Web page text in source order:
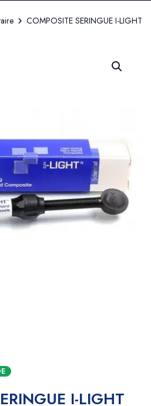
COMPOSITE SERINGUE I-LIGHT
I-LIGHT